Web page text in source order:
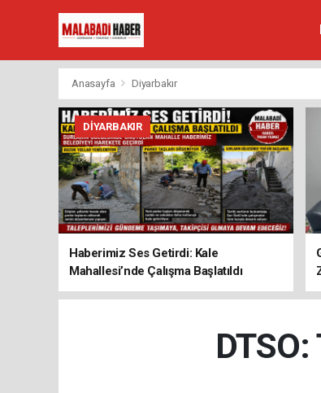
Anasayfa Diyarbakır
DIYARBAKIR
Haberimiz Ses Getirdi: Kale
Mahallesi’nde Çalışma Başlatıldı